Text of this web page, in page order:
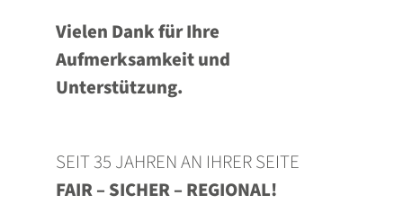
Vielen Dank für Ihre
Aufmerksamkeit und
Unterstützung.
SEIT 35 JAHREN AN IHRER SEITE
FAIR – SICHER – REGIONAL!